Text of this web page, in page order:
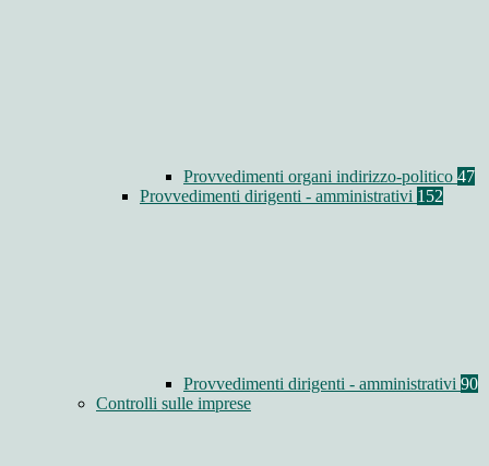
Provvedimenti organi indirizzo-politico 47
Provvedimenti dirigenti - amministrativi 152
Provvedimenti dirigenti - amministrativi 90
Controlli sulle imprese